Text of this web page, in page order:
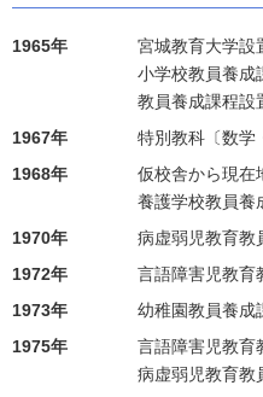
1965年
宮城教育大学設
小学校教員養成
教員養成課程設
1967年
特別教科〔数学
1968年
仮校舎から現在
養護学校教員養
1970年
病虚弱児教育教
1972年
言語障害児教育
1973年
幼稚園教員養成
1975年
言語障害児教育
病虚弱児教育教